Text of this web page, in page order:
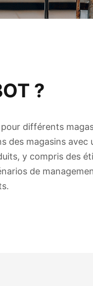
?
différents
des magasins avec
y compris des
de